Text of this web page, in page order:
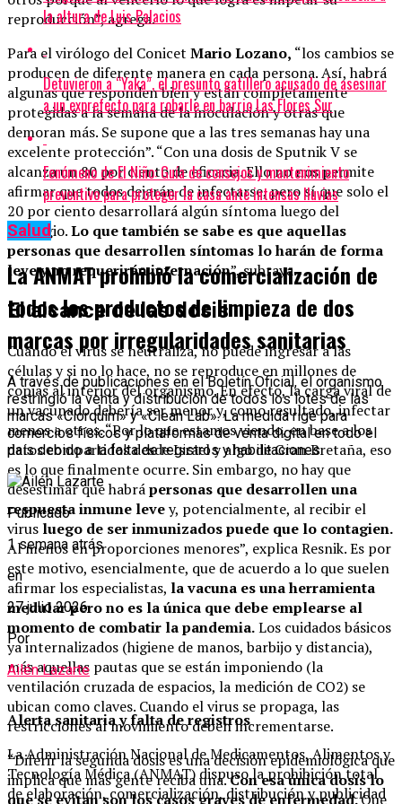
reproducción”, agrega.
Para el virólogo del Conicet Mario Lozano, “los cambios se
producen de diferente manera en cada persona. Así, habrá
algunas que responden bien y están completamente
protegidas a la semana de la inoculación y otras que
demoran más. Se supone que a las tres semanas hay una
excelente protección”. “Con una dosis de Sputnik V se
alcanza un 80 por ciento de eficacia. Ello no nos permite
afirmar que todos dejarán de infectarse, pero sí que solo el
20 por ciento desarrollará algún síntoma luego del
contagio.Lo que también se sabe es que aquellas
personas que desarrollen síntomas lo harán de forma
leve y no requerirán internación”, subraya.
El alcance de las dosis
Cuando el virus se neutraliza, no puede ingresar a las
células y si no lo hace, no se reproduce en millones de
copias al interior del organismo. En efecto, la carga viral de
un vacunado debería ser menor y, como resultado, infectar
menos a otros. “Por lo que estamos viendo, en base a los
datos compartidos desde Israel y algo de Gran Bretaña, eso
es lo que finalmente ocurre. Sin embargo, no hay que
desestimar que habrápersonas que desarrollen una
respuesta inmune levey, potencialmente, al recibir el
virus luego de ser inmunizados puede que lo contagien.
Al menos en proporciones menores”, explica Resnik. Es por
este motivo, esencialmente, que de acuerdo a lo que suelen
afirmar los especialistas, la vacuna es una herramienta
medular pero no es la única que debe emplearse al
momento de combatir la pandemia.Los cuidados básicos
ya internalizados (higiene de manos, barbijo y distancia),
más aquellas pautas que se están imponiendo (la
ventilación cruzada de espacios, la medición de CO2) se
ubican como claves. Cuando el virus se propaga, las
restricciones al movimiento deben incrementarse.
“Diferir la segunda dosis es una decisión epidemiológica que
implica que más gente reciba una.Con esa única dosis lo
que se evitan son los casos graves de enfermedad.Que
la altura de Luis Palacios
Detuvieron a “Yaka”, el presunto gatillero acusado de asesinar
a un exprefecto para robarle en barrio Las Flores Sur
Fenómeno de El Niño: Guía de consejos y mantenimiento
preventivo para proteger la casa ante intensas lluvias
Salud
La ANMAT prohibió la comercialización de
todos los productos de limpieza de dos
marcas por irregularidades sanitarias
A través de publicaciones en el Boletín Oficial, el organismo
restringió la venta y distribución de todos los lotes de las
marcas «Clorquim» y «Clean Lab». La medida rige para
comercios físicos y plataformas de venta digital en todo el
país debido a la falta de registros y habilitaciones.
Publicado
1 semana atrás
en
27 julio 2026
Por
Ailén Lazarte
Alerta sanitaria y falta de registros
La Administración Nacional de Medicamentos, Alimentos y
Tecnología Médica (ANMAT) dispuso la prohibición total
de elaboración, comercialización, distribución y publicidad